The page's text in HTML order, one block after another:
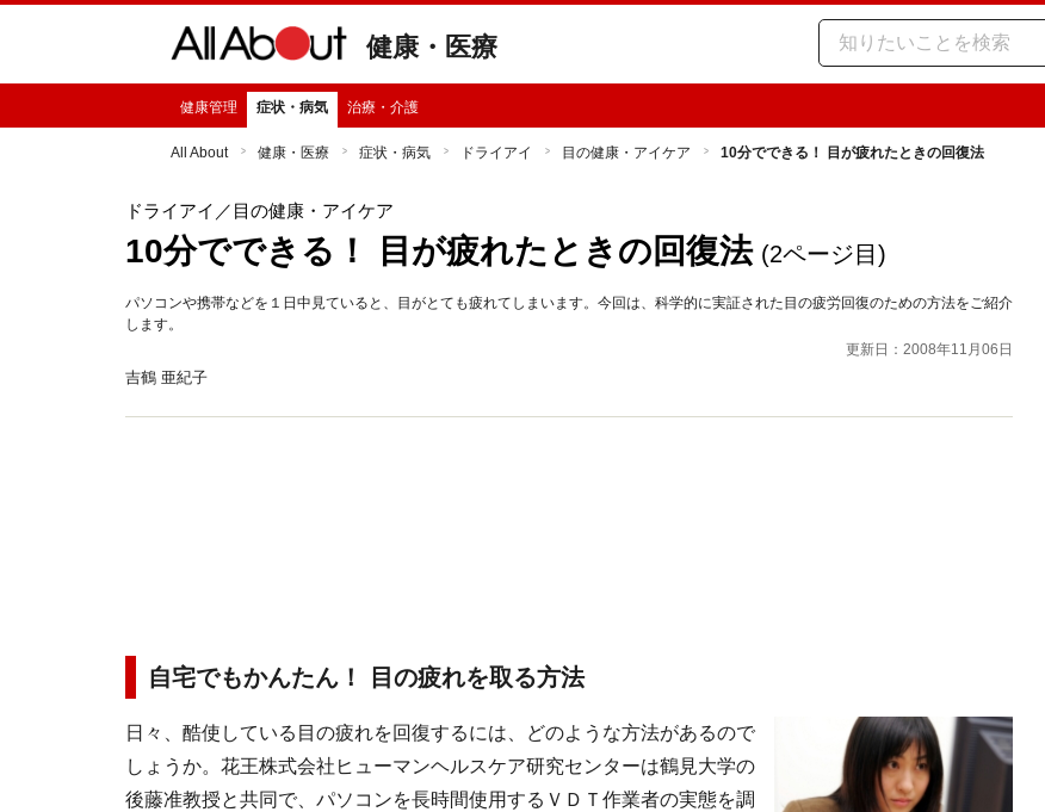
健康・医療
健康管理 症状・病気 治療・介護
All About 健康・医療 症状・病気 ドライアイ 目の健康・アイケア 10分でできる！ 目が疲れたときの回復法
ドライアイ ／目の健康・アイケア
10分でできる！ 目が疲れたときの回復法 (2ページ目)
パソコンや携帯などを１日中見ていると、目がとても疲れてしまいます。今回は、科学的に実証された目の疲労回復のための方法をご紹介
します。
更新日：2008年11月06日
吉鶴 亜紀子
自宅でもかんたん！ 目の疲れを取る方法
日々、酷使している目の疲れを回復するには、どのような方法があるので
しょうか。花王株式会社ヒューマンヘルスケア研究センターは鶴見大学の
後藤准教授と共同で、パソコンを長時間使用するＶＤＴ作業者の実態を調